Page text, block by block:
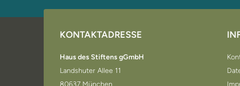
KONTAKTADRESSE
Haus des Stiftens gGmbH
Landshuter Allee 11